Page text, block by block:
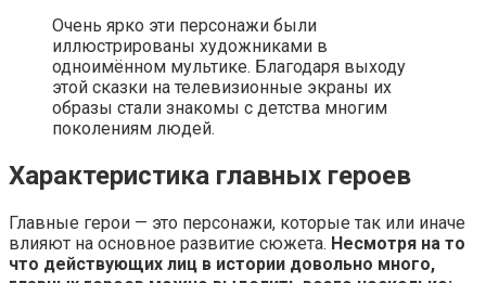
Очень ярко эти персонажи были
иллюстрированы художниками в
одноимённом мультике. Благодаря выходу
этой сказки на телевизионные экраны их
образы стали знакомы с детства многим
поколениям людей.
Характеристика главных героев
Главные герои — это персонажи, которые так или иначе
влияют на основное развитие сюжета. Несмотря на то
что действующих лиц в истории довольно много,